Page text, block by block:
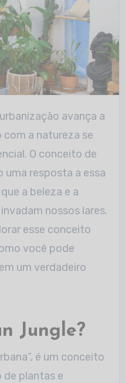
com a natureza se
O conceito de
uma resposta a essa
a beleza e a
nossos lares.
esse conceito
você pode
um verdadeiro
Jungle?
é um conceito
de plantas e